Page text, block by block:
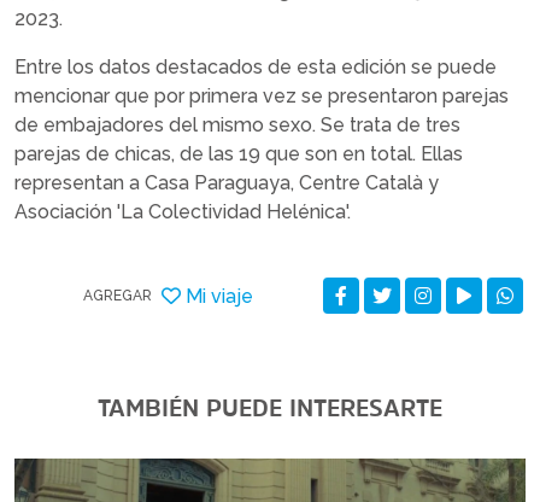
2023.
Entre los datos destacados de esta edición se puede
mencionar que por primera vez se presentaron parejas
de embajadores del mismo sexo. Se trata de tres
parejas de chicas, de las 19 que son en total. Ellas
representan a Casa Paraguaya, Centre Català y
Asociación 'La Colectividad Helénica'.
AGREGAR Mi viaje
TAMBIÉN PUEDE INTERESARTE